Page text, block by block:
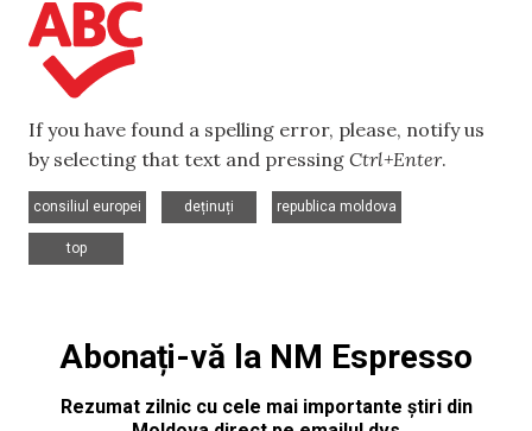
If you have found a spelling error, please, notify us
by selecting that text and pressing Ctrl+Enter.
consiliul europei
deținuți
republica moldova
top
Abonați-vă la NM Espresso
Rezumat zilnic cu cele mai importante știri din